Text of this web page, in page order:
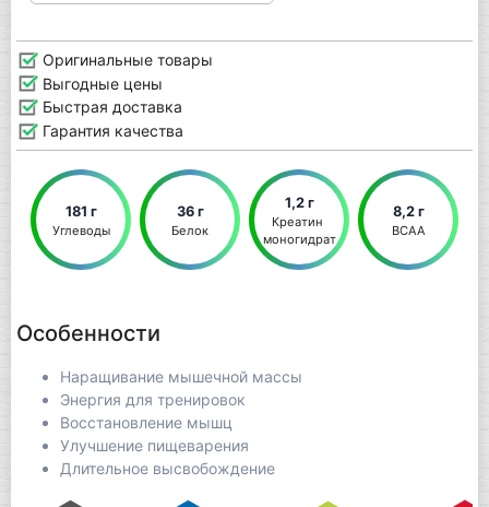
Оригинальные товары
Выгодные цены
Быстрая доставка
Гарантия качества
181 г
Углеводы
36 г
Белок
1,2 г
Креатин
моногидрат
8,2 г
ВСАА
Особенности
Наращивание мышечной массы
Энергия для тренировок
Восстановление мышц
Улучшение пищеварения
Длительное высвобождение